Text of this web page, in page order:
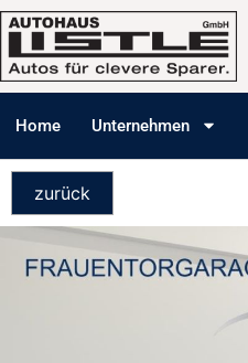
Home Unternehmen
zurück